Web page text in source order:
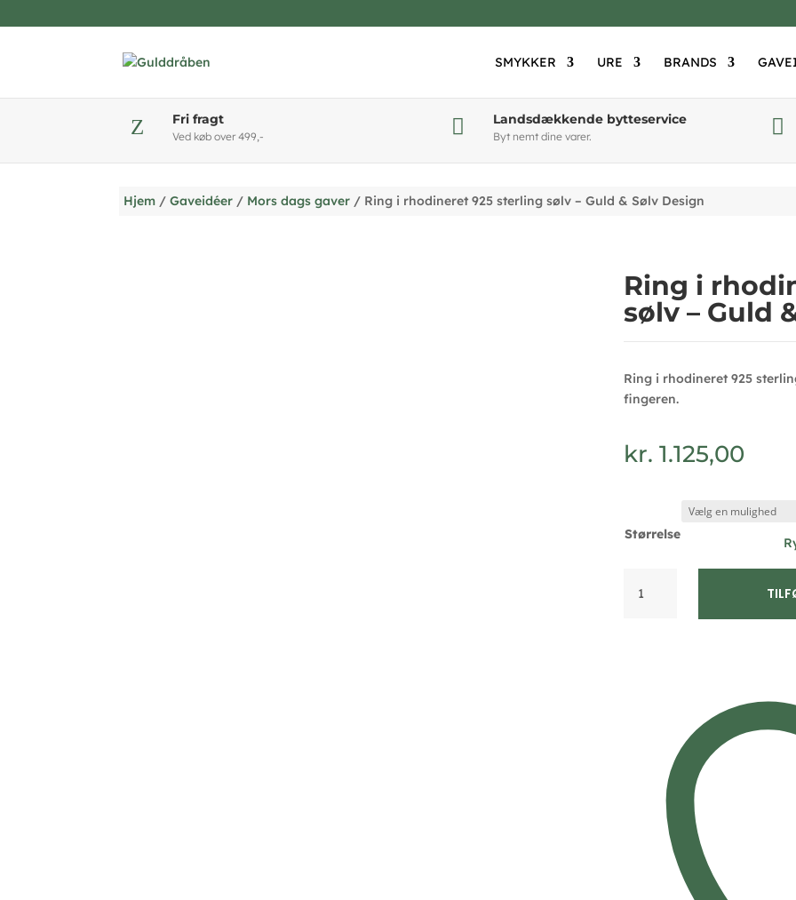
SMYKKER URE BRANDS
Z Fri fragt
Ved køb over 499,-  Landsdækkende bytteservice
Byt nemt dine varer. 
Hjem /Gaveidéer / Mors dags gaver / Ring i rhodineret 925 sterling sølv – Guld & Sølv Design
Ring i
sølv – Guld
Ring i rhodineret 925
fingeren.
kr. 1.125,00
Størrelse